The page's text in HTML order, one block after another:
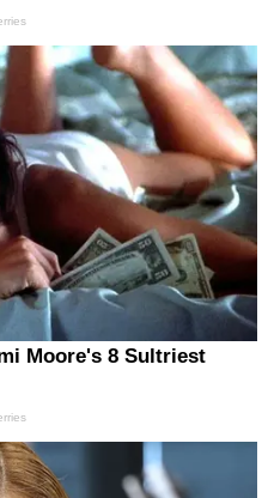
Moore's 8 Sultriest